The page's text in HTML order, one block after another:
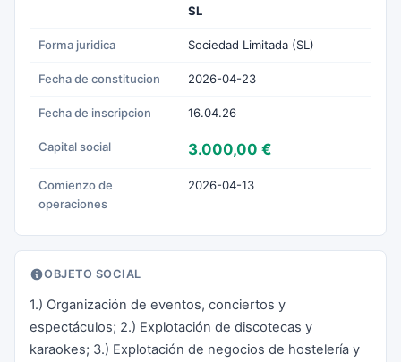
SL
Forma juridica Sociedad Limitada (SL)
Fecha de constitucion 2026-04-23
Fecha de inscripcion 16.04.26
Capital social 3.000,00 €
Comienzo de
operaciones
2026-04-13
OBJETO SOCIAL
1.) Organización de eventos, conciertos y
espectáculos; 2.) Explotación de discotecas y
karaokes; 3.) Explotación de negocios de hostelería y